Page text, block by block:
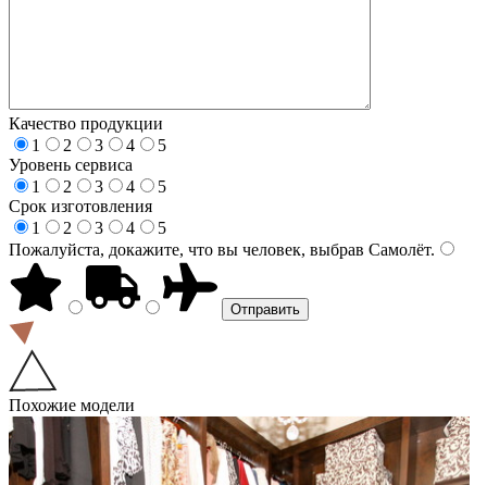
Качество продукции
1
2 3 4
5
Уровень сервиса
1
2 3 4
5
Срок изготовления
1
2 3 4
5
Пожалуйста, докажите, что вы человек, выбрав Самолёт.
Похожие модели